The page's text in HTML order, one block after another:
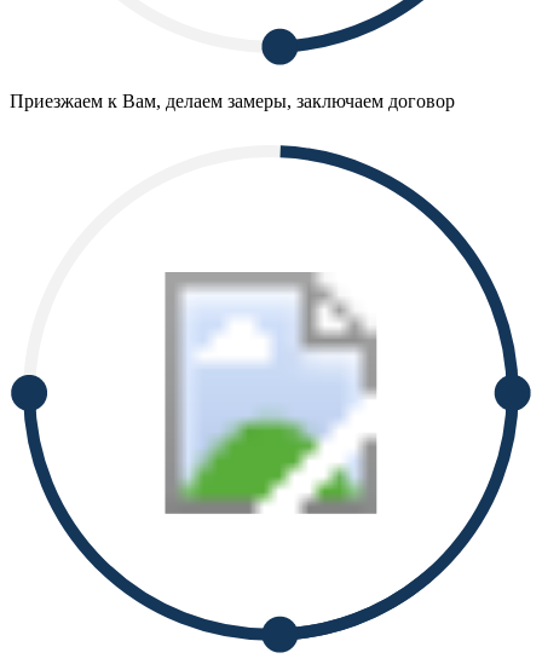
Приезжаем к Вам, делаем замеры, заключаем договор